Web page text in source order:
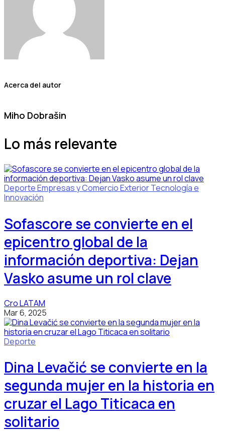
Acerca del autor
Miho Dobrašin
Lo más relevante
DeporteEmpresas y Comercio ExteriorTecnología e
Innovación
Sofascore se convierte en el
epicentro global de la
información deportiva: Dejan
Vasko asume un rol clave
Cro LATAM
Mar 6, 2025
Deporte
Dina Levačić se convierte en la
segunda mujer en la historia en
cruzar el Lago Titicaca en
solitario